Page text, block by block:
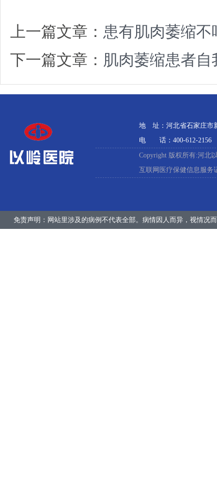
上一篇文章： 患有肌肉萎缩不
下一篇文章： 肌肉萎缩患者
地 址：河北省石家庄市
电 话：400-612-2156
Copyright 版权所有:河北
互联网医疗保健信息服务
免责声明：网站里涉及的病例不代表全部。病情因人而异，视情况